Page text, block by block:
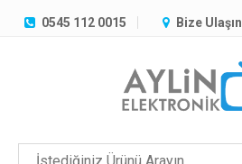
0545 112 0015 Bize Ulaşın
TÜM